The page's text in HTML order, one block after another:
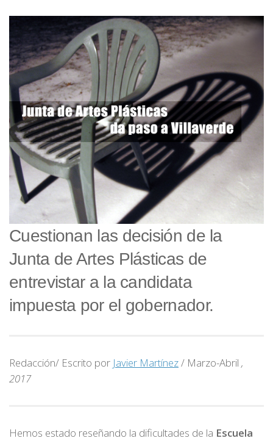
Cuestionan las decisión de la
Junta de Artes Plásticas de
entrevistar a la candidata
impuesta por el gobernador.
Redacción/ Escrito por Javier Martínez/ Marzo-Abril ,
2017
Hemos estado reseñando la dificultades de la Escuela